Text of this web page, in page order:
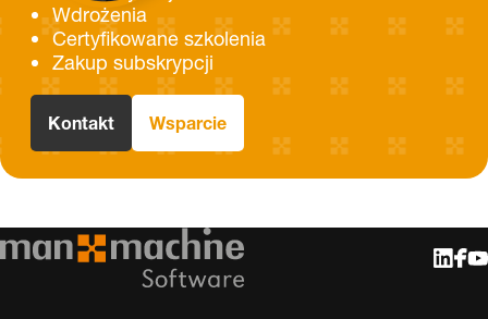
Wdrożenia
Certyfikowane szkolenia
Zakup subskrypcji
Kontakt Wsparcie